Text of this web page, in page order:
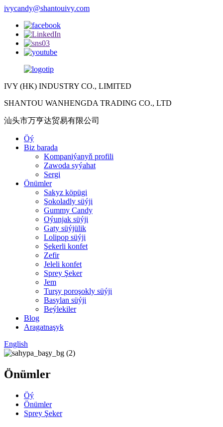
ivycandy@shantouivy.com
IVY (HK) INDUSTRY CO., LIMITED
SHANTOU WANHENGDA TRADING CO., LTD
汕头市万亨达贸易有限公司
Öý
Biz barada
Kompaniýanyň profili
Zawoda syýahat
Sergi
Önümler
Sakyz köpügi
Şokoladly süýji
Gummy Candy
Oýunjak süýji
Gaty süýjülik
Lolipop süýji
Şekerli konfet
Zefir
Jeleli konfet
Sprey Şeker
Jem
Turşy poroşokly süýji
Basylan süýji
Beýlekiler
Blog
Aragatnaşyk
English
Önümler
Öý
Önümler
Sprey Şeker